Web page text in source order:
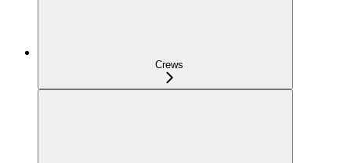
Crews